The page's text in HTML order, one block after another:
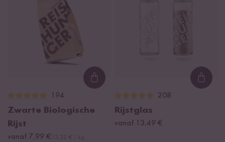
Loading...
194
Zwarte Biologische
Rijst
vanaf 7,99 €
208
Rijstglas
vanaf 13,49 €